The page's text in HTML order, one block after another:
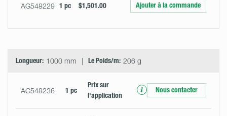
AG548229 1 pc $1,501.00 Ajouter à la commande
Longueur: 1000 mm Le Poids/m: 206 g
AG548236 1 pc
Prix ​​sur
l'application
Nous contacter